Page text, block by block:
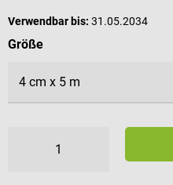
Verwendbar bis: 31.05.2034
Größeauswählen